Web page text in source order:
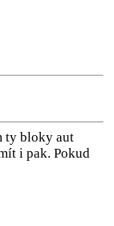
ty bloky aut
i pak. Pokud